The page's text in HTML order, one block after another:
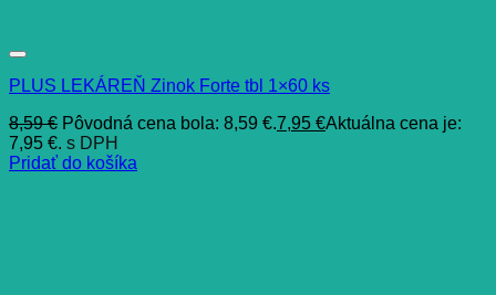
PLUS LEKÁREŇ Zinok Forte tbl 1×60 ks
8,59€ Pôvodná cena bola: 8,59 €.7,95 €Aktuálna cena je:
7,95 €. s DPH
Pridať do košíka